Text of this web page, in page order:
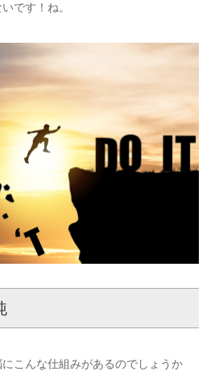
です！ね。
こんな仕組みがあるのでしょうか